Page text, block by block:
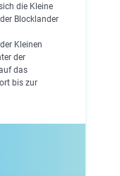
die Kleine
Blocklander
Kleinen
der
das
bis zur